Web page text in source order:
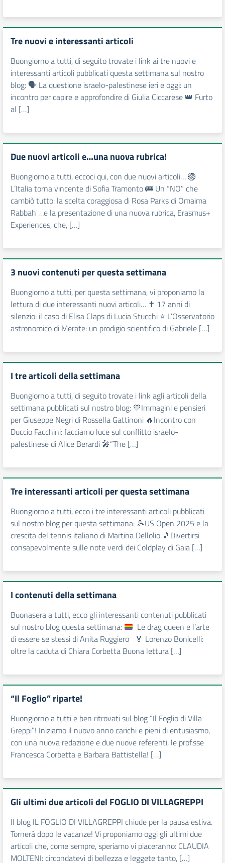
Tre nuovi e interessanti articoli
Buongiorno a tutti, di seguito trovate i link ai tre nuovi e
interessanti articoli pubblicati questa settimana sul nostro
blog: 🗣 La questione israelo-palestinese ieri e oggi: un
incontro per capire e approfondire di Giulia Ciccarese 👑 Furto
al […]
Due nuovi articoli e…una nuova rubrica!
Buongiorno a tutti, eccoci qui, con due nuovi articoli… 🏐
L’Italia torna vincente di Sofia Tramonto 🚌 Un “NO” che
cambiò tutto: la scelta coraggiosa di Rosa Parks di Omaima
Rabbah …e la presentazione di una nuova rubrica, Erasmus+
Experiences, che, […]
3 nuovi contenuti per questa settimana
Buongiorno a tutti, per questa settimana, vi proponiamo la
lettura di due interessanti nuovi articoli… ✝ 17 anni di
silenzio: il caso di Elisa Claps di Lucia Stucchi ⭐ L’Osservatorio
astronomico di Merate: un prodigio scientifico di Gabriele […]
I tre articoli della settimana
Buongiorno a tutti, di seguito trovate i link agli articoli della
settimana pubblicati sul nostro blog: 💙Immagini e pensieri
per Giuseppe Negri di Rossella Gattinoni 🔥Incontro con
Duccio Facchini: facciamo luce sul conflitto israelo-
palestinese di Alice Berardi 🎤“The […]
Tre interessanti articoli per questa settimana
Buongiorno a tutti, ecco i tre interessanti articoli pubblicati
sul nostro blog per questa settimana: 🎾US Open 2025 e la
crescita del tennis italiano di Martina Dellolio 🎵Divertirsi
consapevolmente sulle note verdi dei Coldplay di Gaia […]
I contenuti della settimana
Buonasera a tutti, ecco gli interessanti contenuti pubblicati
sul nostro blog questa settimana:
Le drag queen e l’arte
di essere se stessi di Anita Ruggiero
🏅 Lorenzo Bonicelli:
oltre la caduta di Chiara Corbetta Buona lettura […]
“Il Foglio” riparte!
Buongiorno a tutti e ben ritrovati sul blog “Il Foglio di Villa
Greppi”! Iniziamo il nuovo anno carichi e pieni di entusiasmo,
con una nuova redazione e due nuove referenti, le prof.sse
Francesca Corbetta e Barbara Battistella! […]
Gli ultimi due articoli del FOGLIO DI VILLAGREPPI
Il blog IL FOGLIO DI VILLAGREPPI chiude per la pausa estiva.
Tornerà dopo le vacanze! Vi proponiamo oggi gli ultimi due
articoli che, come sempre, speriamo vi piaceranno: CLAUDIA
MOLTENI: circondatevi di bellezza e leggete tanto, […]